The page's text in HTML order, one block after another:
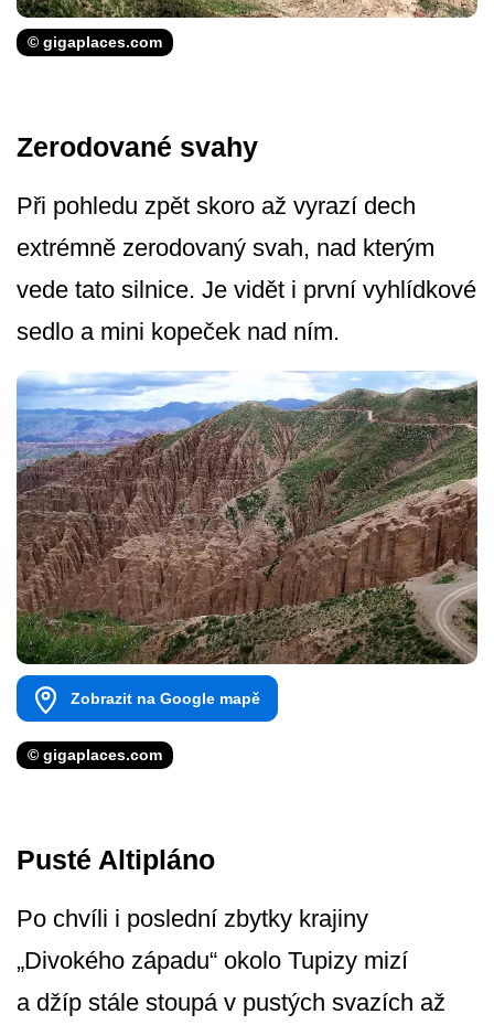
© gigaplaces.com
Zerodované svahy
Při pohledu zpět skoro až vyrazí dech
extrémně zerodovaný svah, nad kterým
vede tato silnice. Je vidět i první vyhlídkové
sedlo a mini kopeček nad ním.
Zobrazit na Google mapě
© gigaplaces.com
Pusté Altipláno
Po chvíli i poslední zbytky krajiny
„Divokého západu“ okolo Tupizy mizí
a džíp stále stoupá v pustých svazích až